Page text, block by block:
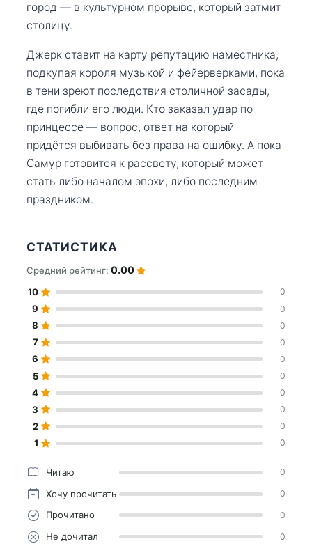
город — в культурном прорыве, который затмит
столицу.
Джерк ставит на карту репутацию наместника,
подкупая короля музыкой и фейерверками, пока
в тени зреют последствия столичной засады,
где погибли его люди. Кто заказал удар по
принцессе — вопрос, ответ на который
придётся выбивать без права на ошибку. А пока
Самур готовится к рассвету, который может
стать либо началом эпохи, либо последним
праздником.
СТАТИСТИКА
Средний рейтинг: 0.00
10 0
9 0
8 0
7 0
6 0
5 0
4 0
3 0
2 0
1 0
Читаю 0
Хочу прочитать 0
Прочитано 0
Не дочитал 0